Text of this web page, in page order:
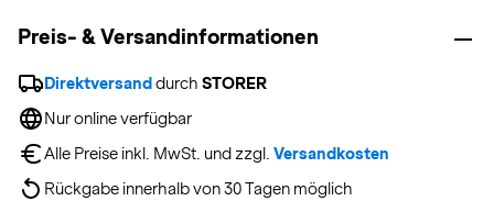
Preis- & Versandinformationen
Direktversand durch STORER
Nur online verfügbar
Alle Preise inkl. MwSt. und zzgl. Versandkosten
Rückgabe innerhalb von 30 Tagen möglich